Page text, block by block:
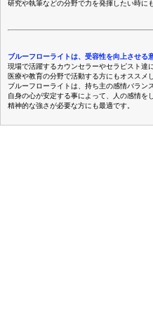
研究や執筆などの分野で力を発揮したい時に
ブルーフローライトは、受容性を向上させる
現場で活躍するカウンセラーやセラピスト達
医療や教育の分野で活動する方にもオススメ
ブルーフローライトは、持ち主の感情バラン
自身の心が安定する事によって、人の感情を
精神的な強さが必要な方にも最適です。